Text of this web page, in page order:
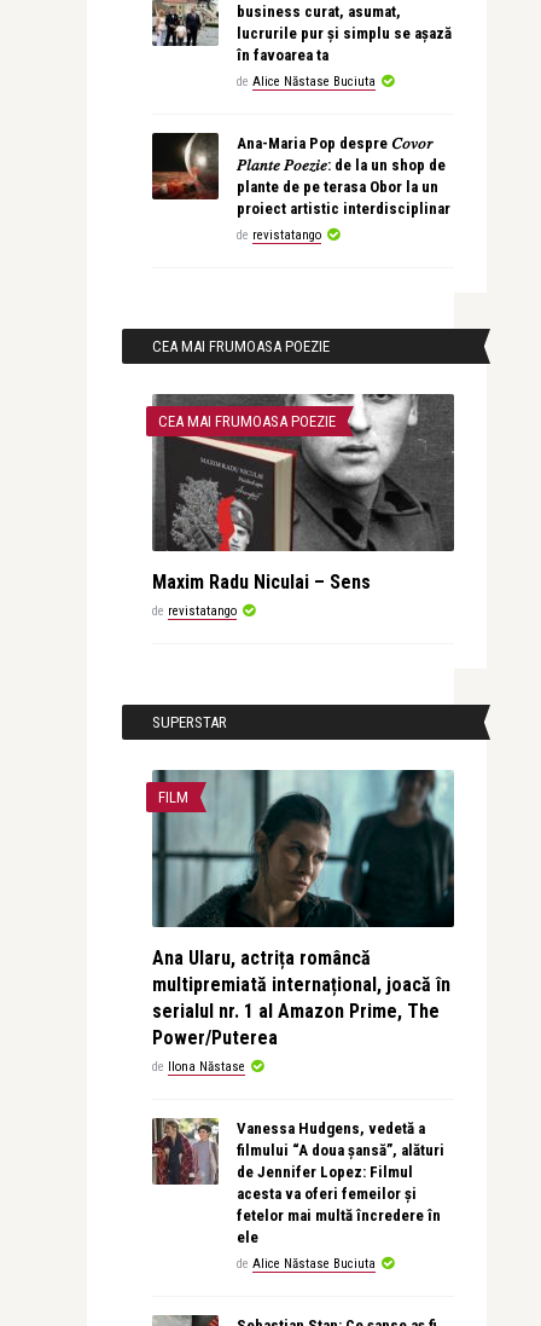
business curat, asumat,
lucrurile pur și simplu se așază
în favoarea ta
de Alice Năstase Buciuta
Ana-Maria Pop despre 𝐶𝑜𝑣𝑜𝑟
𝑃𝑙𝑎𝑛𝑡𝑒 𝑃𝑜𝑒𝑧𝑖𝑒: de la un shop de
plante de pe terasa Obor la un
proiect artistic interdisciplinar
de revistatango
CEA MAI FRUMOASA POEZIE
CEA MAI FRUMOASA POEZIE
Maxim Radu Niculai – Sens
de revistatango
SUPERSTAR
FILM
Ana Ularu, actrița româncă
multipremiată internațional, joacă în
serialul nr. 1 al Amazon Prime, The
Power/Puterea
de Ilona Năstase
Vanessa Hudgens, vedetă a
filmului “A doua șansă”, alături
de Jennifer Lopez: Filmul
acesta va oferi femeilor și
fetelor mai multă încredere în
ele
de Alice Năstase Buciuta